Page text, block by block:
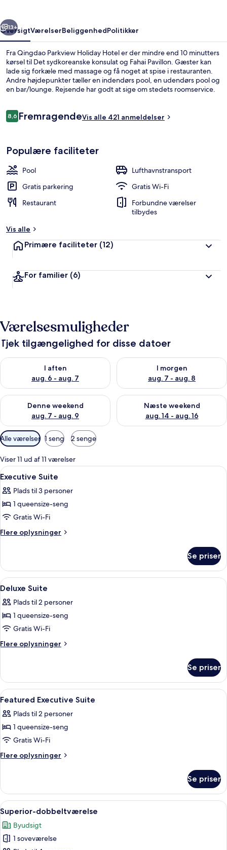
Næste
13+
OversigtVærelserBeliggenhedPolitikker
Fra Qingdao Parkview Holiday Hotel er der mindre end 10 minutters
kørsel til Det sydkoreanske konsulat og Fahai Pavillon. Gæster kan
lade sig forkæle med massage og få noget at spise i restauranten.
Andre højdepunkter tæller en indendørs pool, en udendørs pool og
en bar/lounge. Rejsende har godt at sige om stedets roomservice.
Anmeldelser
8,68,6 ud af 10.
FremragendeVis alle 421 anmeldelser
Populære faciliteter
Pool
Lufthavnstransport
Gratis parkering
Gratis Wi-Fi
Restaurant
Forbundne værelser
tilbydes
Vis alle
Primære faciliteter (12)
For familier (6)
Værelsesmuligheder
Tjek tilgængelighed for disse datoer
I aften
aug. 6 - aug. 7
Tjek tilgængelighed for i aften aug. 6 - aug. 7
I morgen
aug. 7 - aug. 8
Tjek tilgængelighed for i
Denne weekend
aug. 7 - aug. 9
Tjek tilgængelighed for denne weekend aug. 7 - aug. 9
Næste weekend
aug. 14 - aug. 16
Tjek tilgængelighed for næste
Tilgængelige
filtre
for
værelser
Alle værelser 1 seng 2 senge
Viser 11 ud af 11 værelser
Indlæs
alle
billeder
af
Executive
Suite
Premium-sengetøj, minibar,
4
Executive Suite
Plads til 3 personer
1 queensize-seng
Gratis Wi-Fi
Flere oplysninger
Flere
Suite
Se priser
Indlæs
alle
billeder
af
Deluxe
Suite
Premium-sengetøj, minibar,
3
Deluxe Suite
Plads til 2 personer
1 queensize-seng
Gratis Wi-Fi
Flere oplysninger
Flere
Suite
Se priser
Indlæs
alle
billeder
af
Featured
Executive
Opholdsområde | 42-tommers LCD-
4
Featured Executive Suite
Plads til 2 personer
1 queensize-seng
Gratis Wi-Fi
Flere oplysninger
Flere
Executive
Suite
Se priser
Indlæs
alle
billeder
af
Bruser, gratis toiletartikler, hårtørrer,
2
Superior-dobbeltværelse
Byudsigt
1 soveværelse